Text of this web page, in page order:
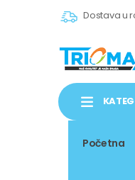
Dostava u
Početna